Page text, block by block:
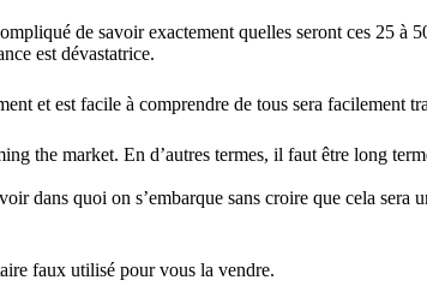
de savoir exactement quelles seront ces 25
est dévastatrice.
et est facile à comprendre de tous sera facilement
the market. En d’autres termes, il faut être long
dans quoi on s’embarque sans croire que cela
faux utilisé pour vous la vendre.